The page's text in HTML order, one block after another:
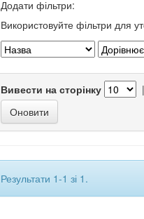
Додати фільтри:
Використовуйте фільтри для
Вивести на сторінку |
Результати 1-1 зі 1.